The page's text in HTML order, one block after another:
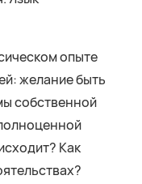
опыте
желание быть
собственной
Как